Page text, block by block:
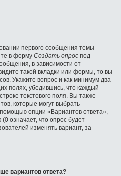
первого сообщения темы
в форму Создать опрос под
в зависимости от
такой вкладки или формы, то вы
Укажите вопрос и как минимум два
полях, убедившись, что каждый
текстового поля. Вы также
которые могут выбрать
опции «Вариантов ответа»,
означает, что опрос будет
изменять вариант, за
вариантов ответа?